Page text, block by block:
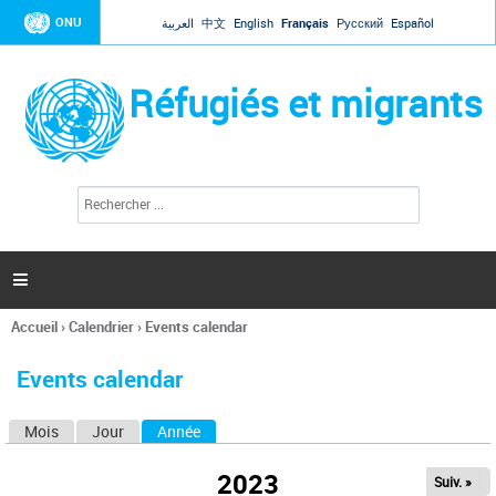
Jump to navigation
ONU العربية 中文 English Français Русский Español
Réfugiés et migrants
l
c
h
e

Vous
ici
Accueil›Calendrier› Events calendar
Events calendar
Mois Jour Année
2023 Suiv. »